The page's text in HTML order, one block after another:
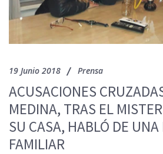
19 Junio 2018 Prensa
ACUSACIONES
MEDINA, TRAS EL
SU CASA, HABLÓ DE
FAMILIAR